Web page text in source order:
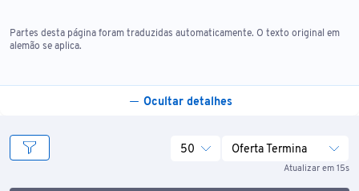
Partes desta página foram traduzidas automaticamente. O texto original em
alemão se aplica.
Ocultar detalhes
Atualizar em 15s
50 Oferta Termina